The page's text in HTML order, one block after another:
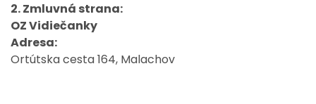
2. Zmluvná strana:
OZ Vidiečanky
Adresa:
Ortútska cesta 164, Malachov